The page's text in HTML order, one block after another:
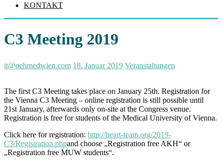
KONTAKT
C3 Meeting 2019
it@oehmedwien.com 18. Januar 2019 Veranstaltungen
The first C3 Meeting takes place on January 25th. Registration for
the Vienna C3 Meeting – online registration is still possible until
21st January, afterwards only on-site at the Congress venue.
Registration is free for students of the Medical University of Vienna.
Click here for registration: http://heart-team.org/2019-
C3/Registration.phpand choose „Registration free AKH“ or
„Registration free MUW students“.